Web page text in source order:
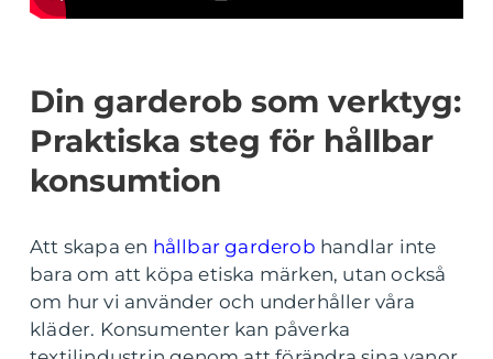
Din garderob som verktyg:
Praktiska steg för hållbar
konsumtion
Att skapa en hållbar garderob handlar inte
bara om att köpa etiska märken, utan också
om hur vi använder och underhåller våra
kläder. Konsumenter kan påverka